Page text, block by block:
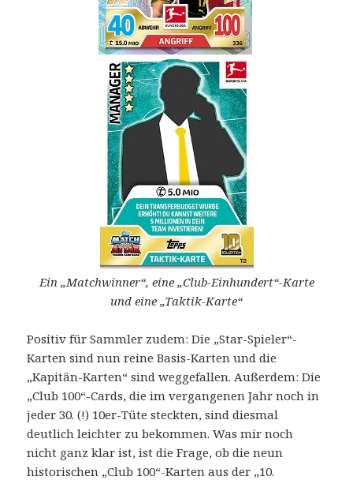
Ein „Matchwinner“, eine „Club-Einhundert“-Karte
und eine „Taktik-Karte“
Positiv für Sammler zudem: Die „Star-Spieler“-
Karten sind nun reine Basis-Karten und die
„Kapitän-Karten“ sind weggefallen. Außerdem: Die
„Club 100“-Cards, die im vergangenen Jahr noch in
jeder 30. (!) 10er-Tüte steckten, sind diesmal
deutlich leichter zu bekommen. Was mir noch
nicht ganz klar ist, ist die Frage, ob die neun
historischen „Club 100“-Karten aus der „10.